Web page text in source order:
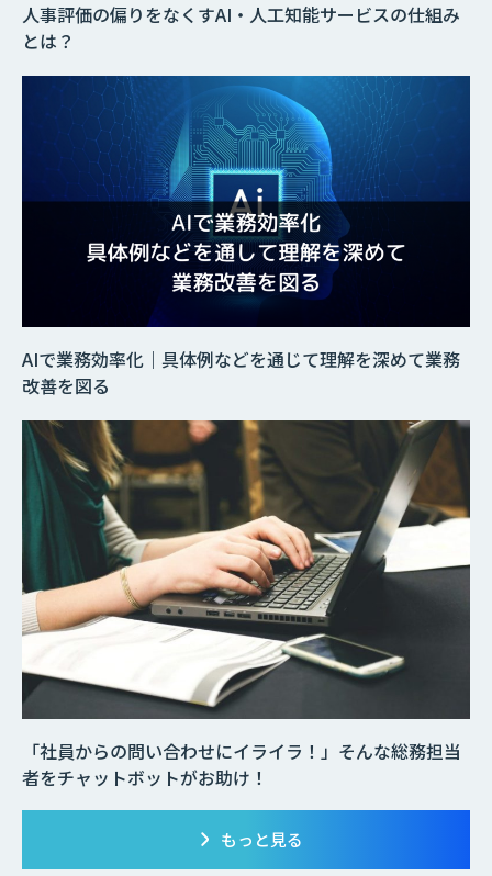
「社員からの問い合わせにイライラ！」そんな総務担当
者をチャットボットがお助け！
AIで業務効率化｜具体例などを通じて理解を深めて業務
改善を図る
人事評価の偏りをなくすAI・人工知能サービスの仕組み
とは？
もっと見る